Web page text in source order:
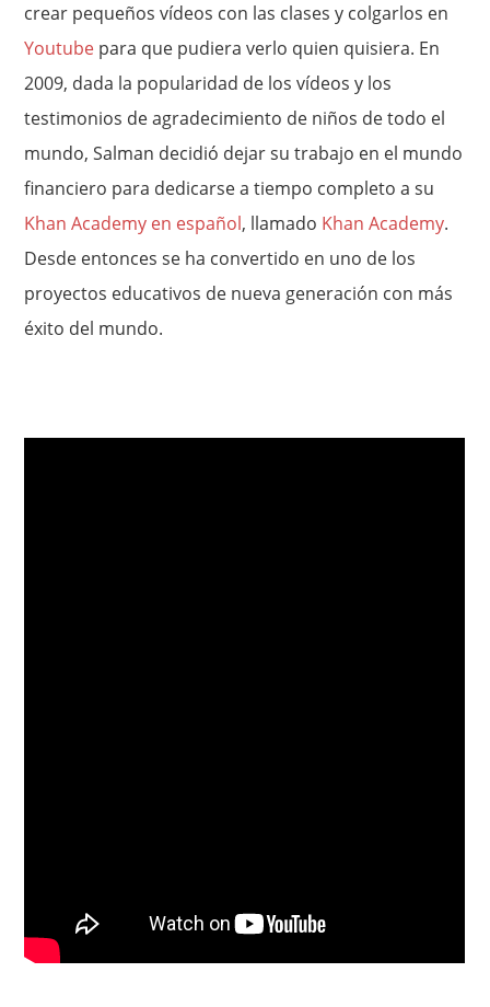
crear pequeños vídeos con las clases y colgarlos en
Youtube para que pudiera verlo quien quisiera. En
2009, dada la popularidad de los vídeos y los
testimonios de agradecimiento de niños de todo el
mundo, Salman decidió dejar su trabajo en el mundo
financiero para dedicarse a tiempo completo a su
Khan Academy en español, llamado Khan Academy.
Desde entonces se ha convertido en uno de los
proyectos educativos de nueva generación con más
éxito del mundo.